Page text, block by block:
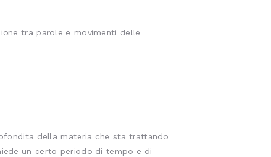
tra parole e movimenti delle
della materia che sta trattando
un certo periodo di tempo e di